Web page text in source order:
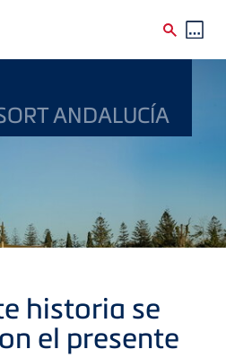
ANDALUCÍA
historia se
el presente